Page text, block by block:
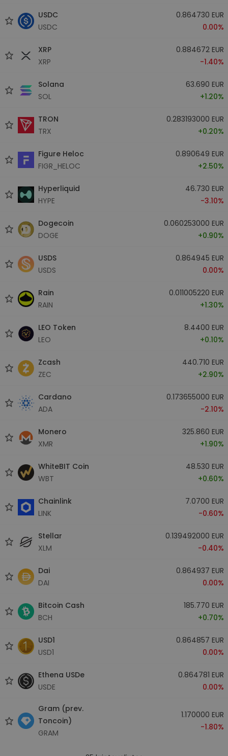
USDC
USDC
0.864730 EUR
0.00%
XRP
XRP
0.884672 EUR
-1.40%
Solana
SOL
63.690 EUR
+1.20%
TRON
TRX
0.283193000 EUR
+0.20%
Figure Heloc
FIGR_HELOC
0.890649 EUR
+2.50%
Hyperliquid
HYPE
46.730 EUR
-3.10%
Dogecoin
DOGE
0.060253000 EUR
+0.90%
USDS
USDS
0.864945 EUR
0.00%
Rain
RAIN
0.011005220 EUR
+1.30%
LEO Token
LEO
8.4400 EUR
+0.10%
Zcash
ZEC
440.710 EUR
+2.90%
Cardano
ADA
0.173655000 EUR
-2.10%
Monero
XMR
325.860 EUR
+1.90%
WhiteBIT Coin
WBT
48.530 EUR
+0.60%
Chainlink
LINK
7.0700 EUR
-0.60%
Stellar
XLM
0.139492000 EUR
-0.40%
Dai
DAI
0.864937 EUR
0.00%
Bitcoin Cash
BCH
185.770 EUR
+0.70%
USD1
USD1
0.864857 EUR
0.00%
Ethena USDe
USDE
0.864781 EUR
0.00%
Gram (prev.
Toncoin)
GRAM
1.170000 EUR
-1.80%